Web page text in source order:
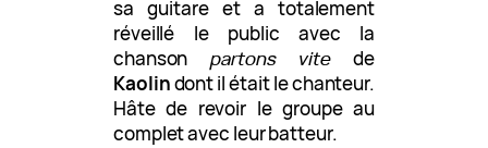
sa guitare et a totalement
réveillé le public avec la
chanson partons vitede
Kaolindont il était le chanteur.
Hâte de revoir le groupe au
complet avec leur batteur.